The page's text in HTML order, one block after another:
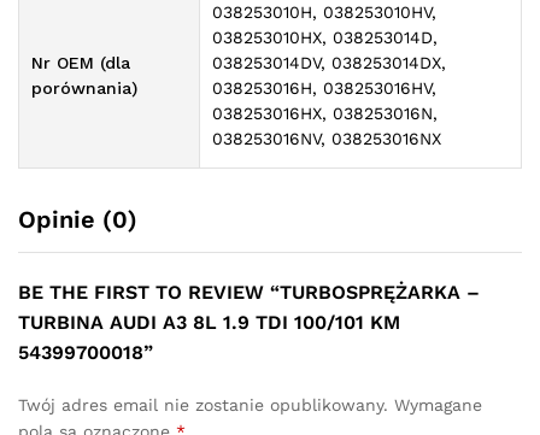
Nr OEM (dla
porównania)
038253010H, 038253010HV,
038253010HX, 038253014D,
038253014DV, 038253014DX,
038253016H, 038253016HV,
038253016HX, 038253016N,
038253016NV, 038253016NX
Opinie (0)
BE THE FIRST TO REVIEW “TURBOSPRĘŻARKA –
TURBINA AUDI A3 8L 1.9 TDI 100/101 KM
54399700018”
Twój adres email nie zostanie opublikowany. Wymagane